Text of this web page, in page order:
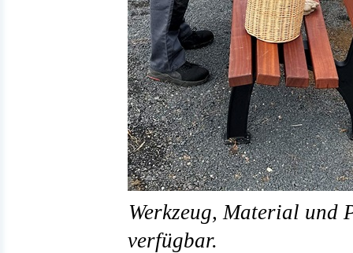
Werkzeug, Material und
verfügbar.